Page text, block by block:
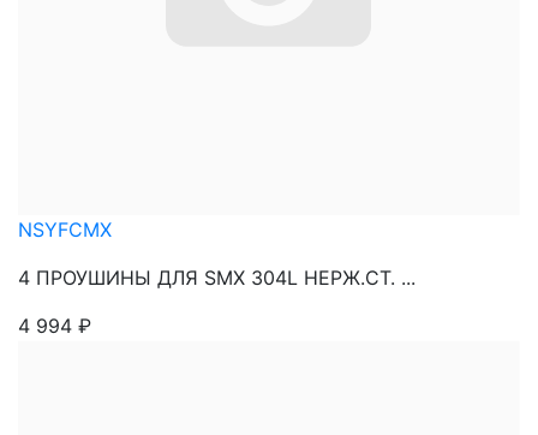
NSYFCMX
4 ПРОУШИНЫ ДЛЯ SMX 304L НЕРЖ.СТ. ...
4 994 ₽